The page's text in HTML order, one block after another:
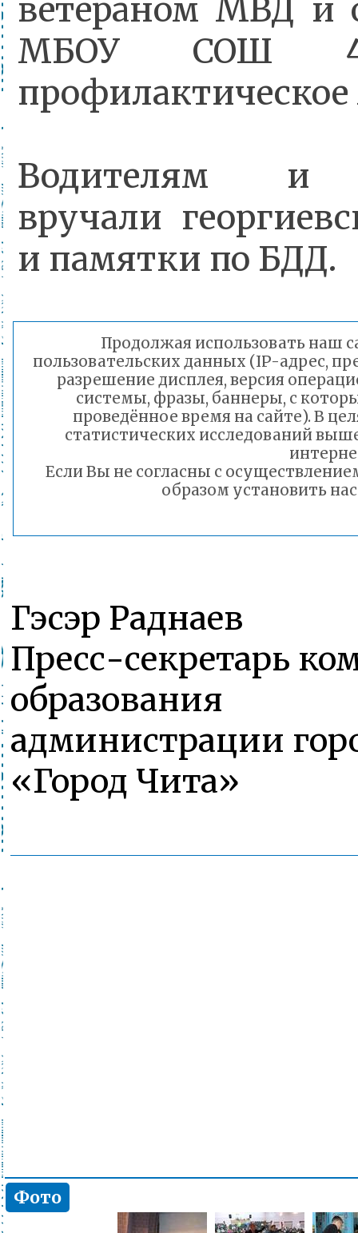
ветераном МВД и
МБОУ СОШ
Водителям и
вручали
и памятки по БДД.
Гэсэр Раднаев
Пресс-секретарь
образования
администрации
«Город Чита»
Фото
Продолжая использовать наш
пользовательских данных (IP-адрес,
разрешение дисплея, версия
системы, фразы, баннеры, с
проведённое время на сайте). В
статистических исследований
Если Вы не согласны с
образом установить